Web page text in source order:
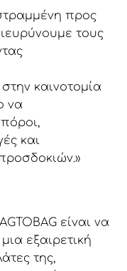
προς
τους
καινοτομία
να
και
είναι να
εξαιρετική
της,